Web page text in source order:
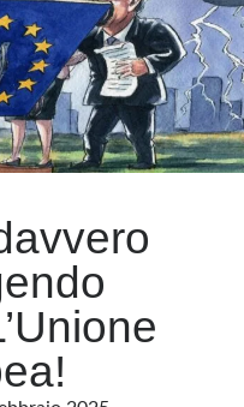
sfiducia
e
scandali